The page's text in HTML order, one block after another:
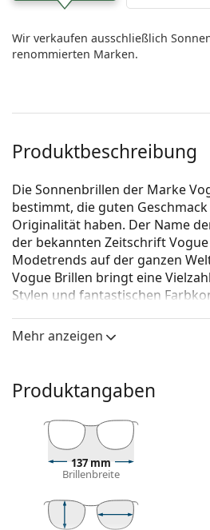
Wir verkaufen ausschließlich
renommierten Marken.
Produktbeschreibung
Die Sonnenbrillen der Marke
bestimmt, die guten
Originalität haben. Der Name
der bekannten Zeitschrift
Modetrends auf der ganzen
Vogue Brillen bringt eine
Stylen und fantastischen
Vogue 0VO 2943SB 299013 55
Mit der virtuellen
können Sie herausfinden, wie
Sonnenbrille aussehen.
Brillenfassung
Die braune Farbe des
schwarzem oder
Quadratische
Mehr anzeigen
Produktangaben
137 mm
Brillenbreite